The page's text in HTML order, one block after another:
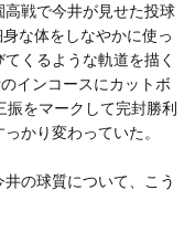
戦で今井が見せた投球
な体をしなやかに使っ
くるような軌道を描く
インコースにカットボ
をマークして完封勝利
かり変わっていた。
の球質について、こう